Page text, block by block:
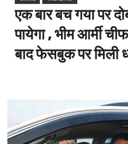
एक बार बच गया पर
पायेगा , भीम आर्मी
बाद ​​फेसबुक पर मिली